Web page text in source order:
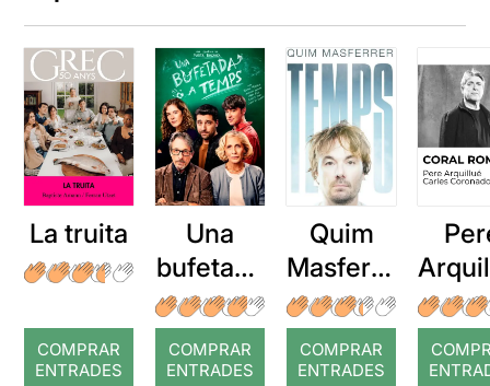
La truita
COMPRAR
ENTRADES
Una
bufetada
a temps
COMPRAR
ENTRADES
Quim
Masferre
r: Temps
COMPRAR
ENTRADES
: